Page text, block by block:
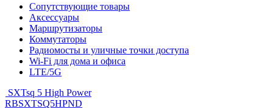
Сопутствующие товары
Аксессуары
Маршрутизаторы
Коммутаторы
Радиомосты и уличные точки доступа
Wi-Fi для дома и офиса
LTE/5G
SXTsq 5 High Power
RBSXTSQ5HPND